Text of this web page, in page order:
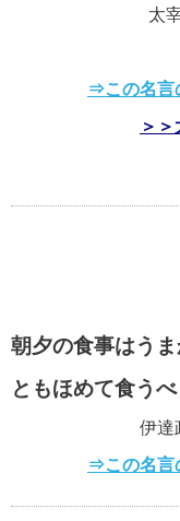
美輪明宏の名言・
スティーブ・ジョ
逆境を生き抜く名言
太
⇒この名言
＞
朝夕の食事はう
ともほめて食うべ
伊達
⇒この名言